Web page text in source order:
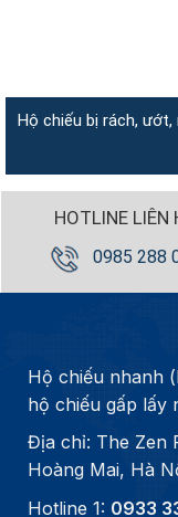
Hộ chiếu bị rách,
HOTLINE LIÊN
0985 288
Hộ chiếu nhanh
hộ chiếu gấp lấy
Địa chỉ: The Zen
Hoàng Mai, Hà
Hotline 1: 0933